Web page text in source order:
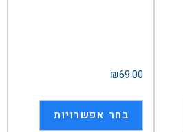
₪69.00
בחר אפשרויות